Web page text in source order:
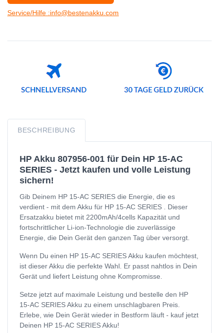
Service/Hilfe :info@bestenakku.com
BESCHREIBUNG
HP Akku 807956-001 für Dein HP 15-AC
SERIES - Jetzt kaufen und volle Leistung
sichern!
Gib Deinem HP 15-AC SERIES die Energie, die es
verdient - mit dem Akku für HP 15-AC SERIES . Dieser
Ersatzakku bietet mit 2200mAh/4cells Kapazität und
fortschrittlicher Li-ion-Technologie die zuverlässige
Energie, die Dein Gerät den ganzen Tag über versorgt.
Wenn Du einen HP 15-AC SERIES Akku kaufen möchtest,
ist dieser Akku die perfekte Wahl. Er passt nahtlos in Dein
Gerät und liefert Leistung ohne Kompromisse.
Setze jetzt auf maximale Leistung und bestelle den HP
15-AC SERIES Akku zu einem unschlagbaren Preis.
Erlebe, wie Dein Gerät wieder in Bestform läuft - kauf jetzt
Deinen HP 15-AC SERIES Akku!